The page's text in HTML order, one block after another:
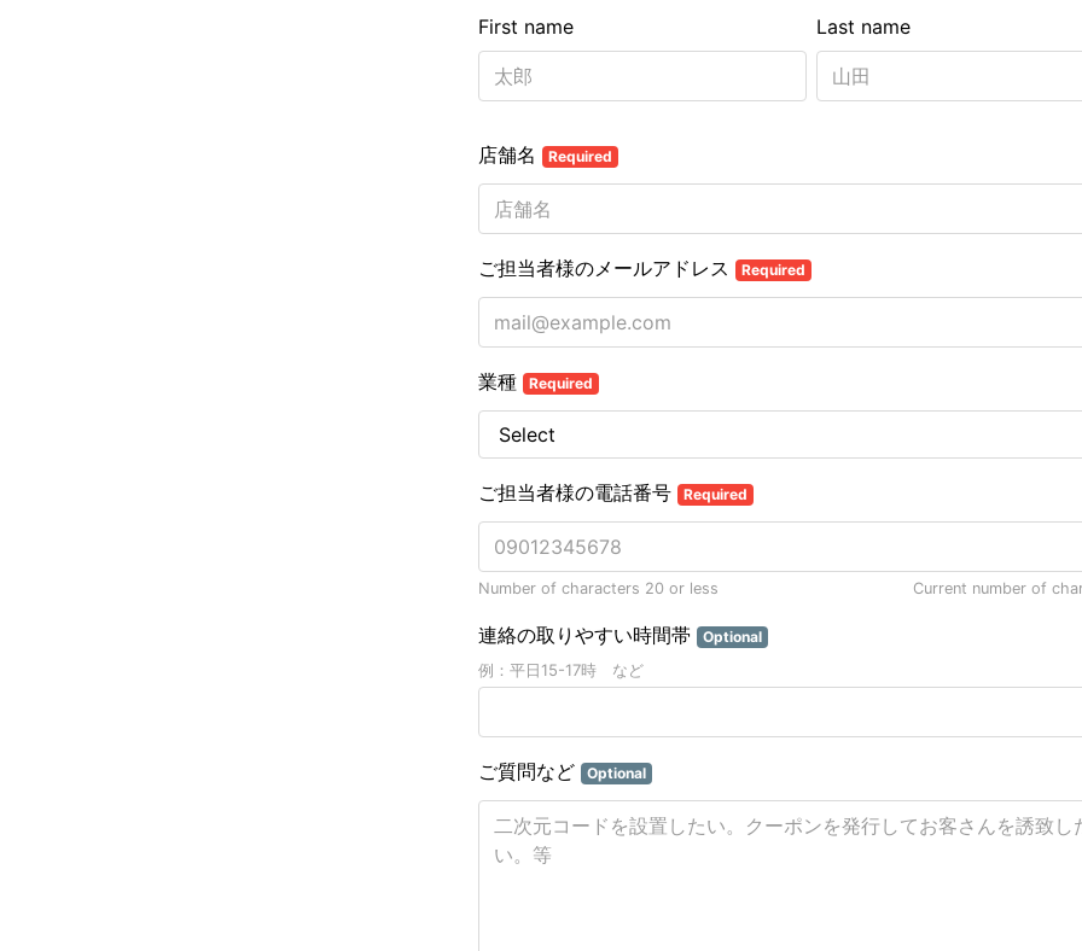
Last name
First name
店舗名 Required
ご担当者様のメールアドレス Required
業種 Required
ご担当者様の電話番号 Required
Number of characters 20 or less Current number of
連絡の取りやすい時間帯 Optional
例：平日15-17時 など
ご質問など Optional